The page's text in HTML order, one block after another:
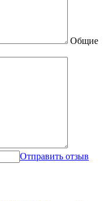
Общие
Отправить отзыв